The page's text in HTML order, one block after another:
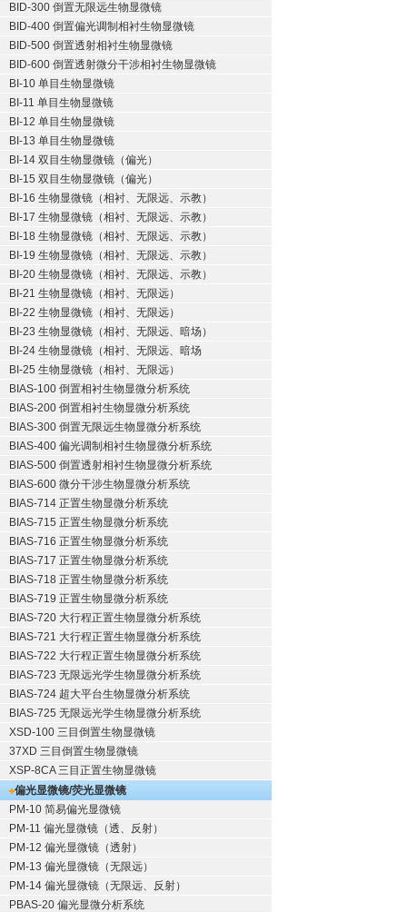
BID-300 倒置无限远生物显微镜
BID-400 倒置偏光调制相衬生物显微镜
BID-500 倒置透射相衬生物显微镜
BID-600 倒置透射微分干涉相衬生物显微镜
BI-10 单目生物显微镜
BI-11 单目生物显微镜
BI-12 单目生物显微镜
BI-13 单目生物显微镜
BI-14 双目生物显微镜（偏光）
BI-15 双目生物显微镜（偏光）
BI-16 生物显微镜（相衬、无限远、示教）
BI-17 生物显微镜（相衬、无限远、示教）
BI-18 生物显微镜（相衬、无限远、示教）
BI-19 生物显微镜（相衬、无限远、示教）
BI-20 生物显微镜（相衬、无限远、示教）
BI-21 生物显微镜（相衬、无限远）
BI-22 生物显微镜（相衬、无限远）
BI-23 生物显微镜（相衬、无限远、暗场）
BI-24 生物显微镜（相衬、无限远、暗场
BI-25 生物显微镜（相衬、无限远）
BIAS-100 倒置相衬生物显微分析系统
BIAS-200 倒置相衬生物显微分析系统
BIAS-300 倒置无限远生物显微分析系统
BIAS-400 偏光调制相衬生物显微分析系统
BIAS-500 倒置透射相衬生物显微分析系统
BIAS-600 微分干涉生物显微分析系统
BIAS-714 正置生物显微分析系统
BIAS-715 正置生物显微分析系统
BIAS-716 正置生物显微分析系统
BIAS-717 正置生物显微分析系统
BIAS-718 正置生物显微分析系统
BIAS-719 正置生物显微分析系统
BIAS-720 大行程正置生物显微分析系统
BIAS-721 大行程正置生物显微分析系统
BIAS-722 大行程正置生物显微分析系统
BIAS-723 无限远光学生物显微分析系统
BIAS-724 超大平台生物显微分析系统
BIAS-725 无限远光学生物显微分析系统
XSD-100 三目倒置生物显微镜
37XD 三目倒置生物显微镜
XSP-8CA 三目正置生物显微镜
偏光显微镜/荧光显微镜
PM-10 简易偏光显微镜
PM-11 偏光显微镜（透、反射）
PM-12 偏光显微镜（透射）
PM-13 偏光显微镜（无限远）
PM-14 偏光显微镜（无限远、反射）
PBAS-20 偏光显微分析系统